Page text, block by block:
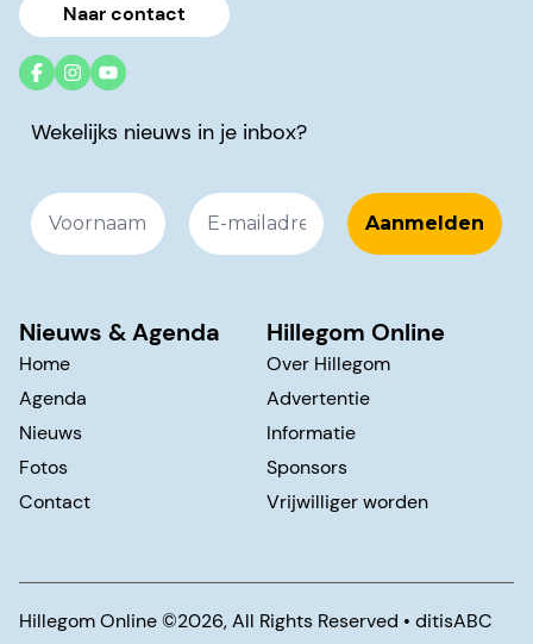
Naar contact
Wekelijks nieuws in je inbox?
Nieuws & Agenda
Home
Agenda
Nieuws
Fotos
Contact
Hillegom Online
Over Hillegom
Advertentie
Informatie
Sponsors
Vrijwilliger worden
Hillegom Online ©️2026, All Rights Reserved • ditisABC